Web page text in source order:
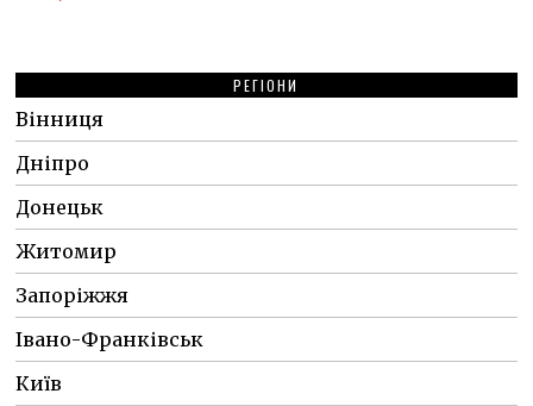
РЕГІОНИ
Вінниця
Дніпро
Донецьк
Житомир
Запоріжжя
Івано-Франківськ
Київ